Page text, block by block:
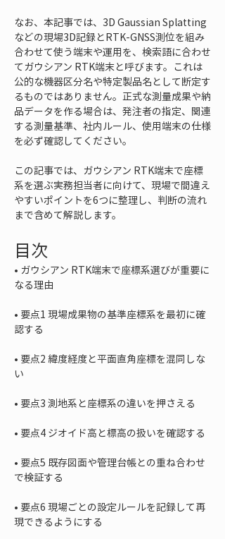
なお、本記事では、3D Gaussian Splatting
などの現場3D記録とRTK-GNSS測位を組み
合わせて使う端末や運用を、検索語に合わせ
てガウシアン RTK端末と呼びます。これは
公的な機器区分名や特定製品名として断定す
るものではありません。正式な測量成果や納
品データを作る場合は、発注者の指定、関連
する測量基準、社内ルール、使用端末の仕様
を必ず確認してください。
この記事では、ガウシアン RTK端末で座標
系を選ぶ実務担当者に向けて、現場で間違え
やすいポイントを6つに整理し、判断の流れ
まで含めて解説します。
目次
• ガウシアン RTK端末で座標系選びが重要に
• 要点1 現場成果物の基準座標系を最初に確
• 要点2 緯度経度と平面直角座標を混同しな
•
•
• 要点5 既存図面や管理台帳との重ね合わせ
• 要点6 現場ごとの設定ルールを記録して再